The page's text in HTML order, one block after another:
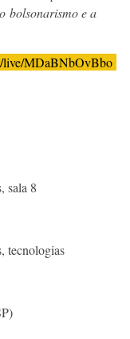
bolsonarismo e a
live/MDaBNbOvBbo
sala 8
tecnologias